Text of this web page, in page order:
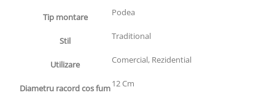
Tip montare Podea
Stil Traditional
Utilizare Comercial, Rezidential
Diametru racord cos fum12 Cm